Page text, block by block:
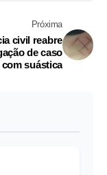
Próxima
civil reabre
de caso
com suástica